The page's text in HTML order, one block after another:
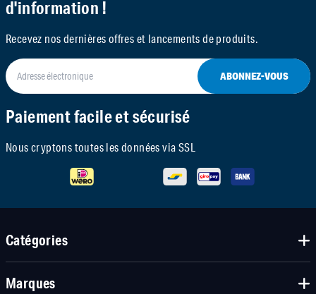
d'information !
Recevez nos dernières offres et lancements de produits.
ABONNEZ-VOUS
Paiement facile et sécurisé
Nous cryptons toutes les données via SSL
Catégories
Marques